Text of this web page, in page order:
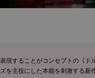
現することがコンセプトの《ド
を主役にした本能を刺激する新